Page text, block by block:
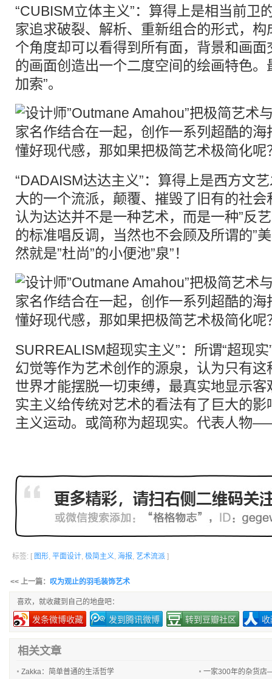
“CUBISM立体主义”：算得上是相当前卫
家追求破裂、解析、重新组合的形式，
个角度却可以看得到所有面，背景和画
的画面创造出一个二度空间的绘画特色。
加索”。
“DADAISM达达主义”：算得上是西方文
大的一个流派，颠覆、摧毁了旧有的社
认为达达并不是一种艺术，而是一种”反
的标准唱反调，当然也不会顾及所谓的”
然就是”杜尚”的小便池”泉”！
SURREALISM超现实主义”：所谓“超现实
幻觉等作为艺术创作的源泉，认为只有这
世界才能摆脱一切束缚，最真实地显示
实主义给传统对艺术的看法有了巨大的
主义运动。或简称为超现实。代表人物
标签: [ 图形, 平面设计, 极简主义, 海报, 艺术流派 ]
<< 上一篇： 叹为观止的羽毛装饰艺术
喜欢，就收藏到自己的地盘吧：
发条微博收藏 发到腾讯微博 转到豆瓣社区
相关文章
Zakka：简单普通的生活哲学
一家300年的杂货